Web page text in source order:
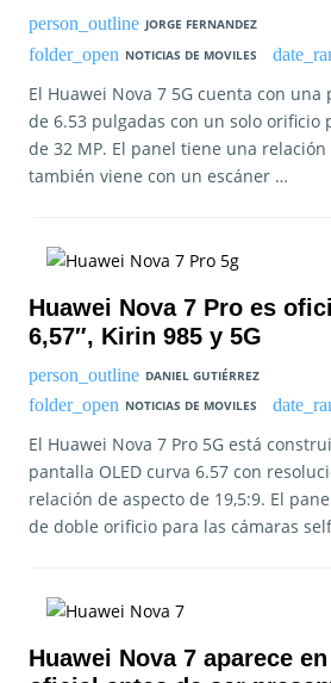
JORGE FERNANDEZ
NOTICIAS DE MOVILES
El Huawei Nova 7 5G cuenta con una
de 6.53 pulgadas con un solo orificio
de 32 MP. El panel tiene una
también viene con un escáner …
Huawei Nova 7 Pro es
6,57″, Kirin 985 y 5G
DANIEL GUTIÉRREZ
NOTICIAS DE MOVILES
El Huawei Nova 7 Pro 5G está
pantalla OLED curva 6.57 con
relación de aspecto de 19,5:9. El
de doble orificio para las cámaras
Huawei Nova 7 aparece